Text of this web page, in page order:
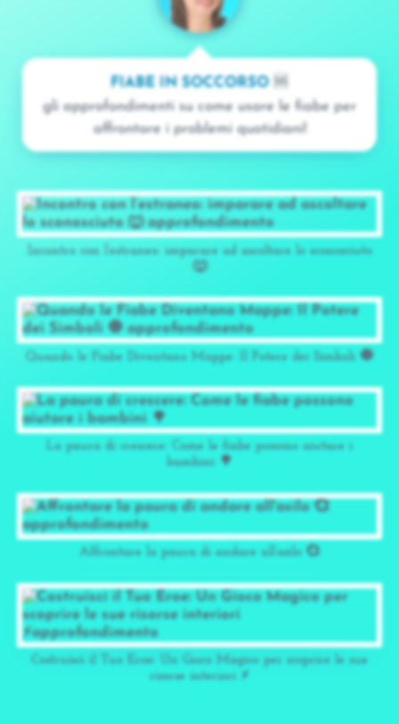
FIABE IN SOCCORSO🆘
gli approfondimenti su come usare le fiabe per
affrontare i problemi quotidiani!
Incontro con l’estraneo: imparare ad ascoltare lo sconosciuto
🐺
Quando le Fiabe Diventano Mappe: Il Potere dei Simboli 🧿
La paura di crescere: Come le fiabe possono aiutare i
bambini 🌳
Affrontare la paura di andare all’asilo 💞
Costruisci il Tuo Eroe: Un Gioco Magico per scoprire le sue
risorse interiori ⚡